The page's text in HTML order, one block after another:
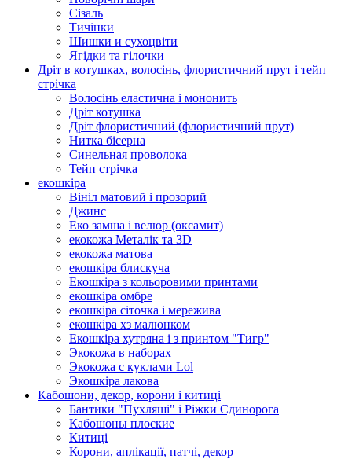
Сізаль
Тичінки
Шишки и сухоцвіти
Ягідки та гілочки
Дріт в котушках, волосінь, флористичний прут і тейп
стрічка
Волосінь еластична і мононить
Дріт котушка
Дріт флористичний (флористичний прут)
Нитка бісерна
Синельная проволока
Тейп стрічка
екошкіра
Вініл матовий і прозорий
Джинс
Еко замша і велюр (оксамит)
екокожа Металік та 3D
екокожа матова
екошкіра блискуча
Екошкіра з кольоровими принтами
екошкіра омбре
екошкіра сіточка і мережива
екошкіра хз малюнком
Екошкіра хутряна і з принтом "Тигр"
Экокожа в наборах
Экокожа с куклами Lol
Экошкiра лакова
Кабошони, декор, корони і китиці
Бантики "Пухляші" і Ріжки Єдинорога
Кабошоны плоские
Китиці
Корони, аплікації, патчі, декор